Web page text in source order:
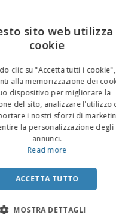
due tessuti in
SHANGHAI |
+2
Maglietta
corta raglan
Maglietta Sportiva
sito web utilizza
cookie
clic su "Accetta tutti i cookie",
alla memorizzazione dei
dispositivo per migliorare la
del sito, analizzare l'utilizzo
i nostri sforzi di
la personalizzazione degli
annunci.
Read more
ACCETTA TUTTO
MOSTRA DETTAGLI